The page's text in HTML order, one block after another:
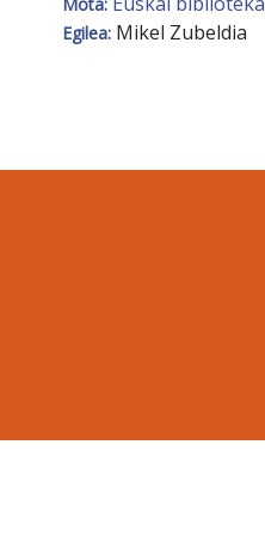
Mota:
Egilea: Mikel Zubeldia